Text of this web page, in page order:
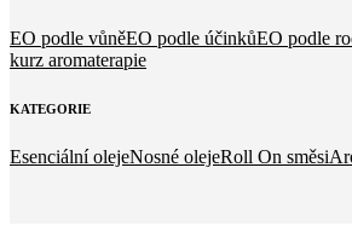
EO podle vůněEO podle účinkůEO podle
kurz aromaterapie
KATEGORIE
Esenciální olejeNosné olejeRoll On směsi